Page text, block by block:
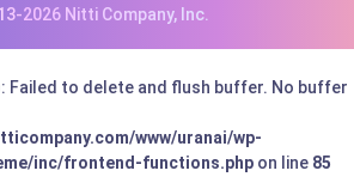
2026 Nitti Company, Inc.
Failed to delete and flush buffer. No buffer
www/uranai/wp-
inc/frontend-functions.php on line 85